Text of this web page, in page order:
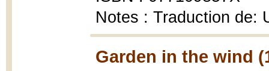
Notes : Traduction de:
Garden in the wind